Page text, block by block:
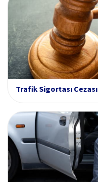
Trafik Sigortası Cezası